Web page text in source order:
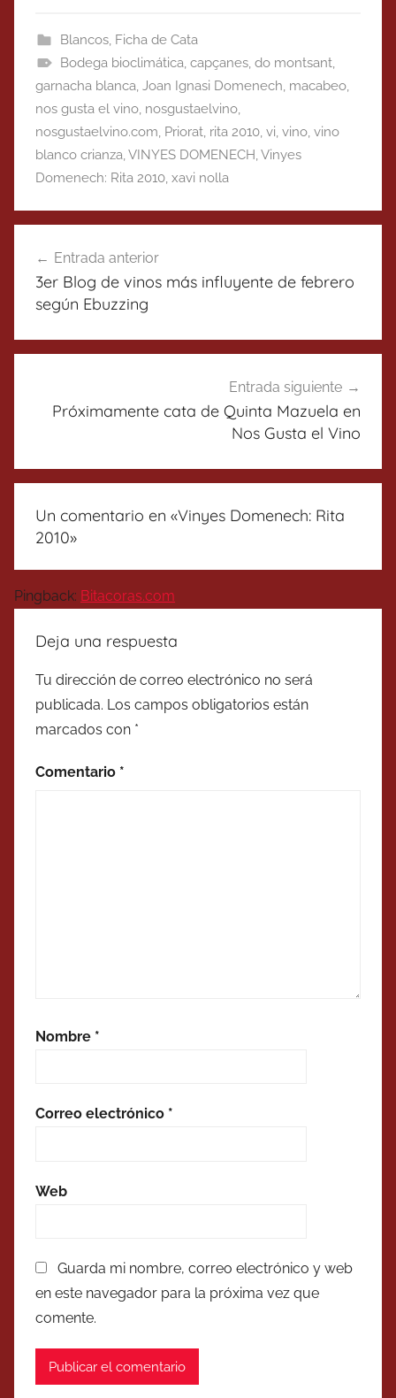
Blancos, Ficha de Cata
Bodega bioclimática, capçanes, do montsant,
garnacha blanca, Joan Ignasi Domenech, macabeo,
nos gusta el vino, nosgustaelvino,
nosgustaelvino.com, Priorat, rita 2010, vi, vino, vino
blanco crianza,VINYES DOMENECH,Vinyes
Domenech: Rita 2010, xavi nolla
de
entradas
Entrada anterior
3er Blog de vinos más influyente de febrero
según Ebuzzing
Entrada siguiente
Próximamente cata de Quinta Mazuela en
Nos Gusta el Vino
Un comentario en «Vinyes Domenech: Rita
2010»
Pingback: Bitacoras.com
Deja una respuesta
Tu dirección de correo electrónico no será
publicada. Los campos obligatorios están
marcados con *
Comentario *
Nombre *
Correo electrónico *
Web
Guarda mi nombre, correo electrónico y web
en este navegador para la próxima vez que
comente.